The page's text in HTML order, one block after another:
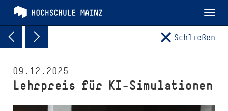
Schließen
09.12.2025
Lehrpreis für KI-Simulationen